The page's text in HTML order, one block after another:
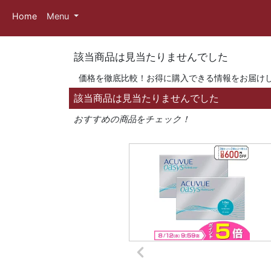
Home Menu
該当商品は見当たりませんでした
価格を徹底比較！お得に購入できる情報をお届け
該当商品は見当たりませんでした
おすすめの商品をチェック！